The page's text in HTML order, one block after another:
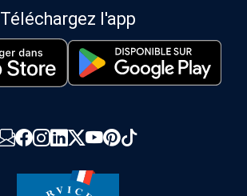
Téléchargez l'app